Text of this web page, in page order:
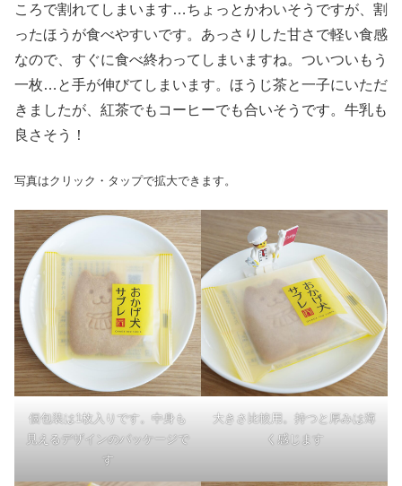
ころで割れてしまいます…ちょっとかわいそうですが、割
ったほうが食べやすいです。あっさりした甘さで軽い食感
なので、すぐに食べ終わってしまいますね。ついついもう
一枚…と手が伸びてしまいます。ほうじ茶と一子にいただ
きましたが、紅茶でもコーヒーでも合いそうです。牛乳も
良さそう！
写真はクリック・タップで拡大できます。
個包装は1枚入りです。中身も
見えるデザインのパッケージで
す
大きさ比較用。持つと厚みは薄
く感じます